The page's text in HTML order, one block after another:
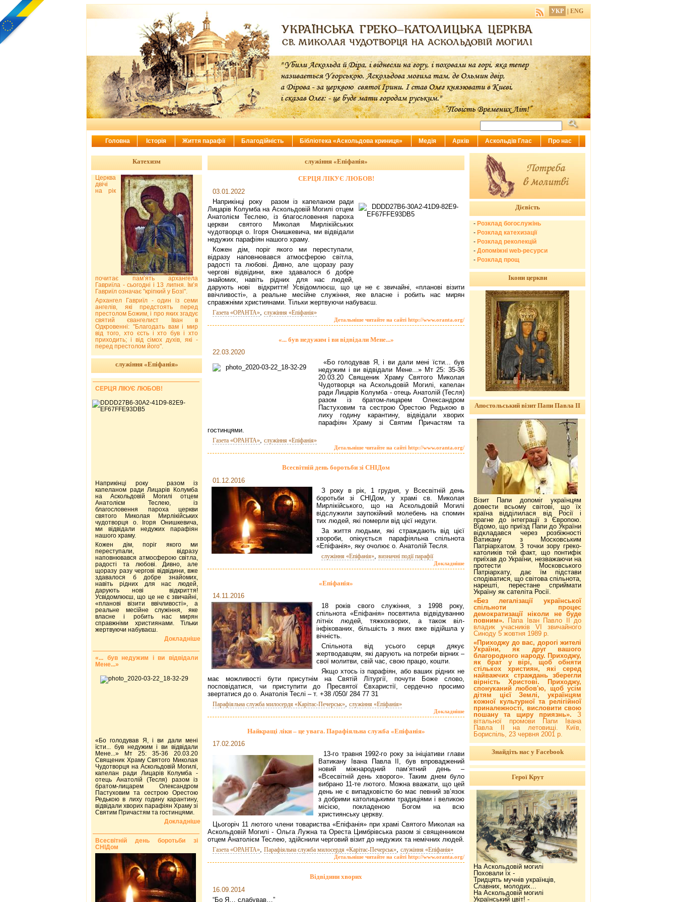
служіння «Епіфанія»
СЕРЦЯ ЛІКУЄ ЛЮБОВ!
03.01.2022
Наприкінці року разом із капеланом ради
Лицарів Колумба на Аскольдовій Могилі отцем
Анатолієм Теслею, із благословення пароха
церкви святого Миколая Мирлікійських
чудотворця о. Ігоря Онишкевича, ми відвідали
недужих парафіян нашого храму.
Кожен дім, поріг якого ми переступали,
відразу наповнювався атмосферою світла,
радості та любові. Дивно, але щоразу разу
чергові відвідини, вже здавалося б добре
знайомих, навіть рідних для нас людей,
дарують нові відкриття! Усвідомлюєш, що це не є звичайні, «планові візити
ввічливості», а реальне месійне служіння, яке власне і робить нас мирян
справжніми християнами. Тільки жертвуючи набуваєш.
Газета «ОРАНТА» служіння «Епіфанія»
Детальніше читайте на сайті http://www.oranta.org/
«... був недужим і ви відвідали Мене...»
22.03.2020
«Бо голодував Я, і ви дали мені їсти... був
недужим і ви відвідали Мене...» Мт 25: 35-36
20.03.20 Священик Храму Святого Миколая
Чудотворця на Аскольдовій Могилі, капелан
ради Лицарів Колумба - отець Анатолій (Тесля)
разом із братом-лицарем Олександром
Пастуховим та сестрою Орестою Редькою в
лиху годину карантину, відвідали хворих
парафіян Храму зі Святим Причастям та
гостинцями.
Газета «ОРАНТА», служіння «Епіфанія»
Детальніше читайте на сайті http://www.oranta.org/
Всесвітній день боротьби зі СНІДом
01.12.2016
З року в рік, 1 грудня, у Всесвітній день
боротьби зі СНІДом, у храмі св. Миколая
Мирлікійського, що на Аскольдовій Могилі
відслужили заупокійний молебень на спомин
тих людей, які померли від цієї недуги.
За життя людьми, які страждають від цієї
хвороби, опікується парафіяльна спільнота
«Епіфанія», яку очолює о. Анатолій Тесля.
служіння «Епіфанія» визначні події парафії
Докладніше
«Епіфанія»
14.11.2016
18 років свого служіння, з 1998 року,
спільнота «Епіфанія» посвятила відвідуванню
літніх людей, тяжкохворих, а також віл-
інфікованих, більшість з яких вже відійшла у
вічність.
Спільнота від усього серця дякує
жертводавцям, які дарують на потреби вірних –
свої молитви, свій час, свою працю, кошти.
Якщо хтось із парафіян, або ваших рідних не
має можливості бути присутнім на Святій Літургії, почути Боже слово,
посповідатися, чи приступити до Пресвятої Євхаристії, сердечно просимо
звертатися до о. Анатолія Теслі – т. +38 /050/ 284 77 31
Парафіяльна служба милосердя «Карітас-Печерськ», служіння «Епіфанія»
Докладніше
Найкращі ліки – це увага. Парафіяльна служба «Епіфанія»
17.02.2016
13-го травня 1992-го року за ініціативи глави
Ватикану Івана Павла II, був впроваджений
новий міжнародний пам’ятний день –
«Всесвітній день хворого». Таким днем було
вибрано 11-те лютого. Можна вважати, що цей
день не є випадковістю бо має певний зв’язок
з добрими католицькими традиціями і великою
місією, покладеною Богом на всю
християнську церкву.
Цьогоріч 11 лютого члени товариства «Епіфанія» при храмі Святого Миколая на
Аскольдовій Могилі - Ольга Лужна та Ореста Цимбрівська разом зі священником
отцем Анатолієм Теслею, здійснили черговий візит до недужих та немічних людей.
Газета «ОРАНТА», Парафіяльна служба милосердя «Карітас-Печерськ», служіння «Епіфанія»
Детальніше читайте на сайті http://www.oranta.org/
Відвідини хворих
16.09.2014
“Бо Я… слабував…”
Катехизм
Церква
двічі
на рік
почитає пам’ять архангела
Гавриїла - сьогодні і 13 липня. Ім’я
Гавриїл означає "кріпкий у Бозі".
Архангел Гавриїл - один із семи
ангелів, які предстоять перед
престолом Божим, і про яких згадує
святий євангелист Іван в
Одкровенні: "Благодать вам і мир
від того, хто єсть і хто був і хто
приходить; і від сімох духів, які -
перед престолом його".
служіння «Епіфанія»
СЕРЦЯ ЛІКУЄ ЛЮБОВ!
Наприкінці року разом із
капеланом ради Лицарів Колумба
на Аскольдовій Могилі отцем
Анатолієм Теслею, із
благословення пароха церкви
святого Миколая Мирлікійських
чудотворця о. Ігоря Онишкевича,
ми відвідали недужих парафіян
нашого храму.
Кожен дім, поріг якого ми
переступали, відразу
наповнювався атмосферою світла,
радості та любові. Дивно, але
щоразу разу чергові відвідини, вже
здавалося б добре знайомих,
навіть рідних для нас людей,
дарують нові відкриття!
Усвідомлюєш, що це не є звичайні,
«планові візити ввічливості», а
реальне месійне служіння, яке
власне і робить нас мирян
справжніми християнами. Тільки
жертвуючи набуваєш.
Докладніше
«... був недужим і ви відвідали
Мене...»
«Бо голодував Я, і ви дали мені
їсти... був недужим і ви відвідали
Мене...» Мт 25: 35-36 20.03.20
Священик Храму Святого Миколая
Чудотворця на Аскольдовій Могилі,
капелан ради Лицарів Колумба -
отець Анатолій (Тесля) разом із
братом-лицарем Олександром
Пастуховим та сестрою Орестою
Редькою в лиху годину карантину,
відвідали хворих парафіян Храму зі
Святим Причастям та гостинцями.
Докладніше
Всесвітній день боротьби зі
СНІДом
Дієвість
- Розклад богослужінь
- Розклад катехизації
- Розклад реколекцій
- Допоміжні web-ресурси
- Розклад прощ
Ікони церкви
Апостольський візит Папи Павла ІІ
Візит Папи допоміг українцям
довести всьому світові, що їх
країна відділилася від Росії і
прагне до інтеграції з Європою.
Відомо, що приїзд Папи до України
відкладався через розбіжності
Ватикану з Московським
Патріархатом. З точки зору греко-
католиків той факт, що понтифік
приїхав до України, незважаючи на
протести Московського
Патріархату, дає їм підстави
сподіватися, що світова спільнота,
нарешті, перестане сприймати
Україну як сателіта Росії.
«Без легалізації української
спільноти процес
демократизації ніколи не буде
повним».
Папа Іван Павло ІІ до
владик учасників VI звичайного
Синоду 5 жовтня 1989 р.
«Приходжу до вас, дорогі жителі
України, як друг вашого
благородного народу. Приходжу,
як брат у вірі, щоб обняти
стількох християн, які серед
найважчих страждань зберегли
вірність Христові. Приходжу,
спонуканий любов'ю, щоб усім
дітям цієї Землі, українцям
кожної культурної та релігійної
приналежності, висловити свою
пошану та щиру приязнь». З
вітальної промови Папи Івана
Павла ІІ на летовищі. Київ,
Бориспіль, 23 червня 2001 р.
Знайдіть нас у Facebook
Герої Крут
На Аскольдовій могилі
Поховали їх -
Тридцять мучнів українців,
Славних, молодих...
На Аскольдовій могилі
Український цвіт! -
УКР ENG
Головна Історія Життя парафії Благодійність Бібліотека «Аскольдова криниця» Медія Архів Аскольдів Глас Про нас